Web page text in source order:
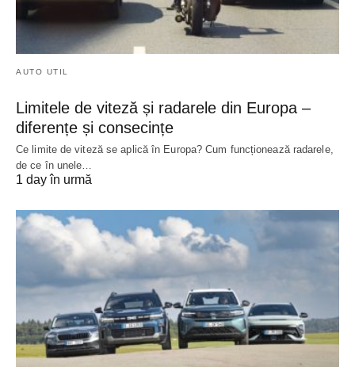
AUTO UTIL
Limitele de viteză și radarele din Europa –
diferențe și consecințe
Ce limite de viteză se aplică în Europa? Cum funcționează radarele,
de ce în unele…
1 day în urmă